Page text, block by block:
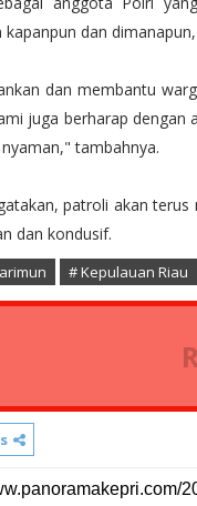
kapanpun dan
dan membantu
juga berharap dengan
tambahnya.
patroli akan
dan kondusif.
# Kepulauan Riau